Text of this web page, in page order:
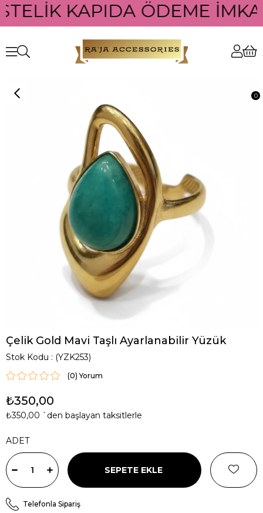
KAPIDA ÖDEME
0
Çelik Gold Mavi Taşlı Ayarlanabilir Yüzük
Stok Kodu (YZK253)
(0)
₺350,00
₺350,00 `den başlayan taksitlerle
ADET
Telefonla Sipariş